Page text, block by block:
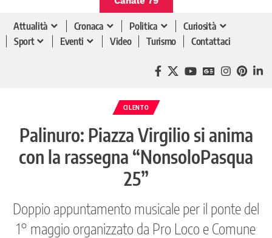
Attualità Cronaca Politica
Curiosità
Sport
Eventi Video Turismo Contattaci
CILENTO
Palinuro: Piazza Virgilio si anima
con la rassegna “NonsoloPasqua
25”
Doppio appuntamento musicale per il ponte del
1° maggio organizzato da Pro Loco e Comune